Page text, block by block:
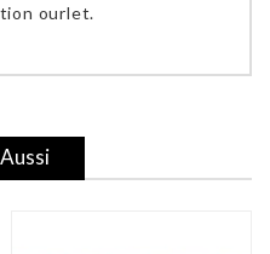
ourlet.